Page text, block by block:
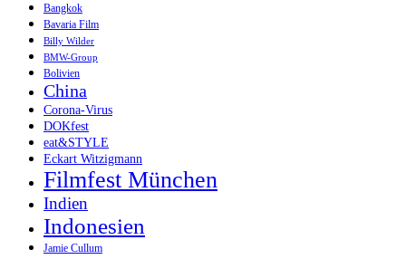
Bangkok
Bavaria Film
Billy Wilder
BMW-Group
Bolivien
China
Corona-Virus
DOKfest
eat&STYLE
Eckart Witzigmann
Filmfest München
Indien
Indonesien
Jamie Cullum